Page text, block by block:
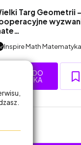
Targ Geometrii -
Inspire Math Matematyka
DODAJ DO
KOSZYKA